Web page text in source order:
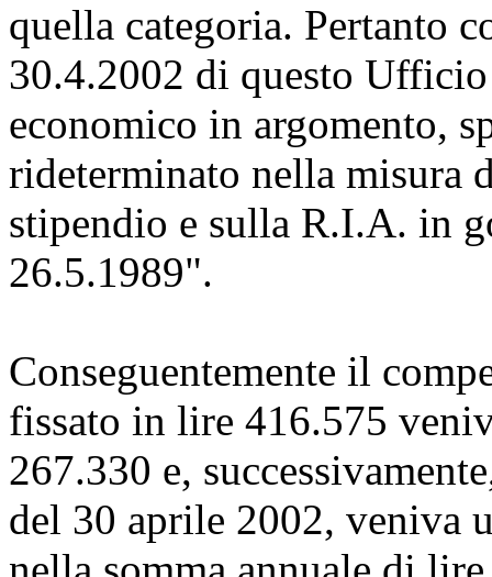
quella categoria. Pertanto
30.4.2002 di questo
economico in argomento,
rideterminato nella misura
stipendio e sulla R.I.A. in
26.5.1989".
Conseguentemente il
fissato in lire 416.575
267.330 e,
del 30 aprile 2002, veniva